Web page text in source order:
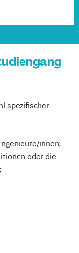
spezifischer
innen;
oder die